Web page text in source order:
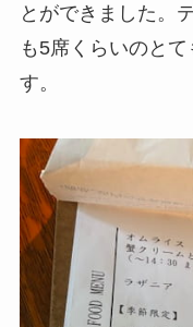
とができました。
も5席くらいのと
す。